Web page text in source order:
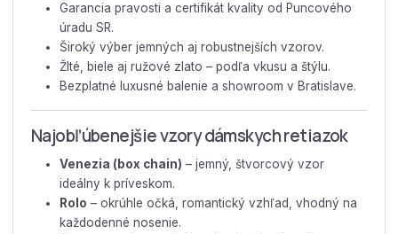
Garancia pravosti a certifikát kvality od Puncového
úradu SR.
Široký výber jemných aj robustnejších vzorov.
Žlté, biele aj ružové zlato – podľa vkusu a štýlu.
Bezplatné luxusné balenie a showroom v Bratislave.
Najobľúbenejšie vzory dámskych retiazok
Venezia (box chain) – jemný, štvorcový vzor
ideálny k príveskom.
Rolo – okrúhle očká, romantický vzhľad, vhodný na
každodenné nosenie.